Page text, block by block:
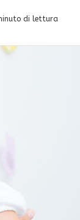
di lettura